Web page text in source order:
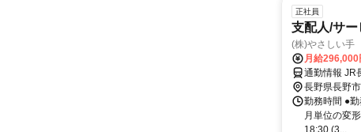
正社員
支配人/サ
(株)やさしい手
月給296,000
通勤情報 JR
長野県長野市
勤務時間 ●
月単位の変
18:30 (3...